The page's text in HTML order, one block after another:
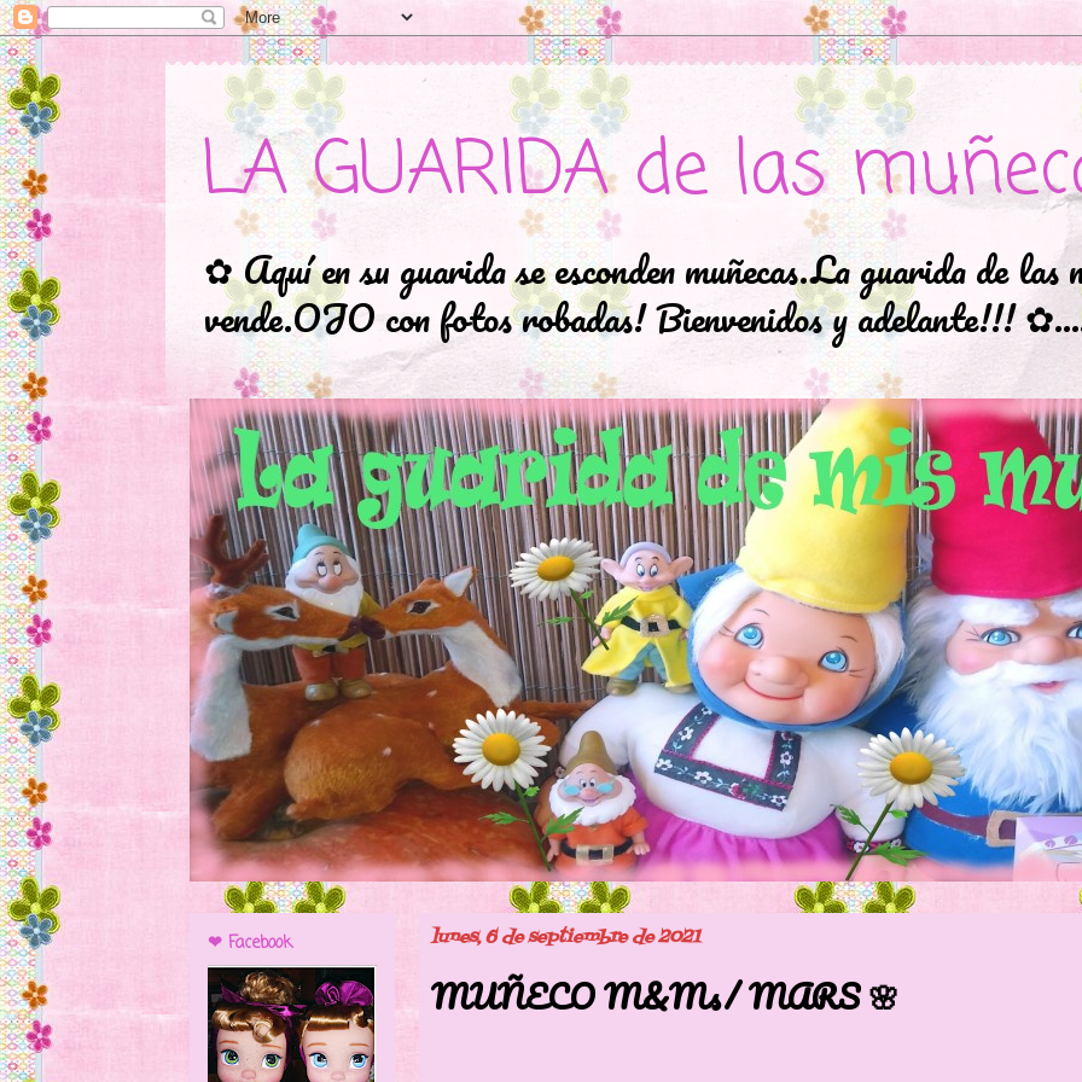
LA GUARIDA de las
✿ Aquí en su guarida se esconden muñecas.La guarida de las
vende.OJO con fotos robadas! Bienvenidos y adelante!!!
lunes, 6 de septiembre de 2021
MUÑECO M&Ms/ MARS 🌸
❤ Facebook